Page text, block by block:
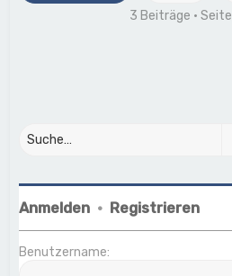
3 Beiträge • Seite
Anmelden • Registrieren
Benutzername: